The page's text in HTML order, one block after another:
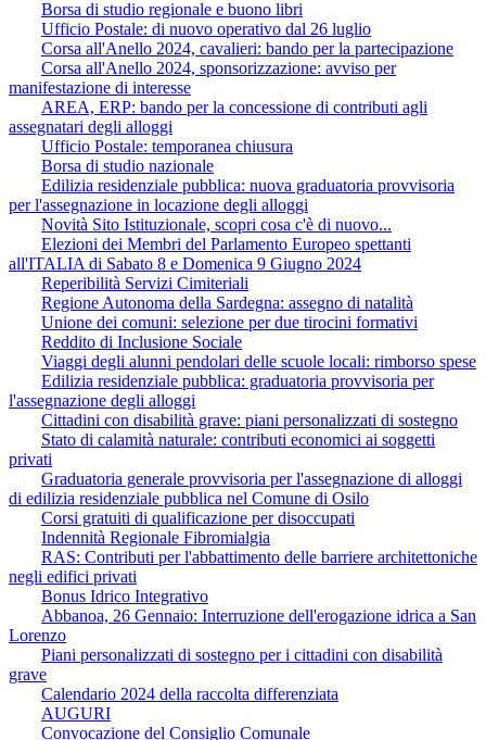
Borsa di studio regionale e buono libri
Ufficio Postale: di nuovo operativo dal 26 luglio
Corsa all'Anello 2024, cavalieri: bando per la partecipazione
Corsa all'Anello 2024, sponsorizzazione: avviso per
manifestazione di interesse
AREA, ERP: bando per la concessione di contributi agli
assegnatari degli alloggi
Ufficio Postale: temporanea chiusura
Borsa di studio nazionale
Edilizia residenziale pubblica: nuova graduatoria provvisoria
per l'assegnazione in locazione degli alloggi
Novità Sito Istituzionale, scopri cosa c'è di nuovo...
Elezioni dei Membri del Parlamento Europeo spettanti
all'ITALIA di Sabato 8 e Domenica 9 Giugno 2024
Reperibilità Servizi Cimiteriali
Regione Autonoma della Sardegna: assegno di natalità
Unione dei comuni: selezione per due tirocini formativi
Reddito di Inclusione Sociale
Viaggi degli alunni pendolari delle scuole locali: rimborso spese
Edilizia residenziale pubblica: graduatoria provvisoria per
l'assegnazione degli alloggi
Cittadini con disabilità grave: piani personalizzati di sostegno
Stato di calamità naturale: contributi economici ai soggetti
privati
Graduatoria generale provvisoria per l'assegnazione di alloggi
di edilizia residenziale pubblica nel Comune di Osilo
Corsi gratuiti di qualificazione per disoccupati
Indennità Regionale Fibromialgia
RAS: Contributi per l'abbattimento delle barriere architettoniche
negli edifici privati
Bonus Idrico Integrativo
Abbanoa, 26 Gennaio: Interruzione dell'erogazione idrica a San
Lorenzo
Piani personalizzati di sostegno per i cittadini con disabilità
grave
Calendario 2024 della raccolta differenziata
AUGURI
Convocazione del Consiglio Comunale